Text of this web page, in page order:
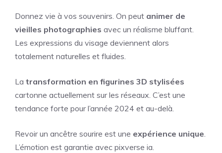
Donnez vie à vos souvenirs. On peut animer de
vieilles photographies avec un réalisme bluffant.
Les expressions du visage deviennent alors
totalement naturelles et fluides.
La transformation en figurines 3D stylisées
cartonne actuellement sur les réseaux. C’est une
tendance forte pour l’année 2024 et au-delà.
Revoir un ancêtre sourire est une expérience unique.
L’émotion est garantie avec pixverse ia.